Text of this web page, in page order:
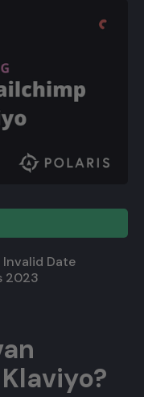
Invalid Date
2023